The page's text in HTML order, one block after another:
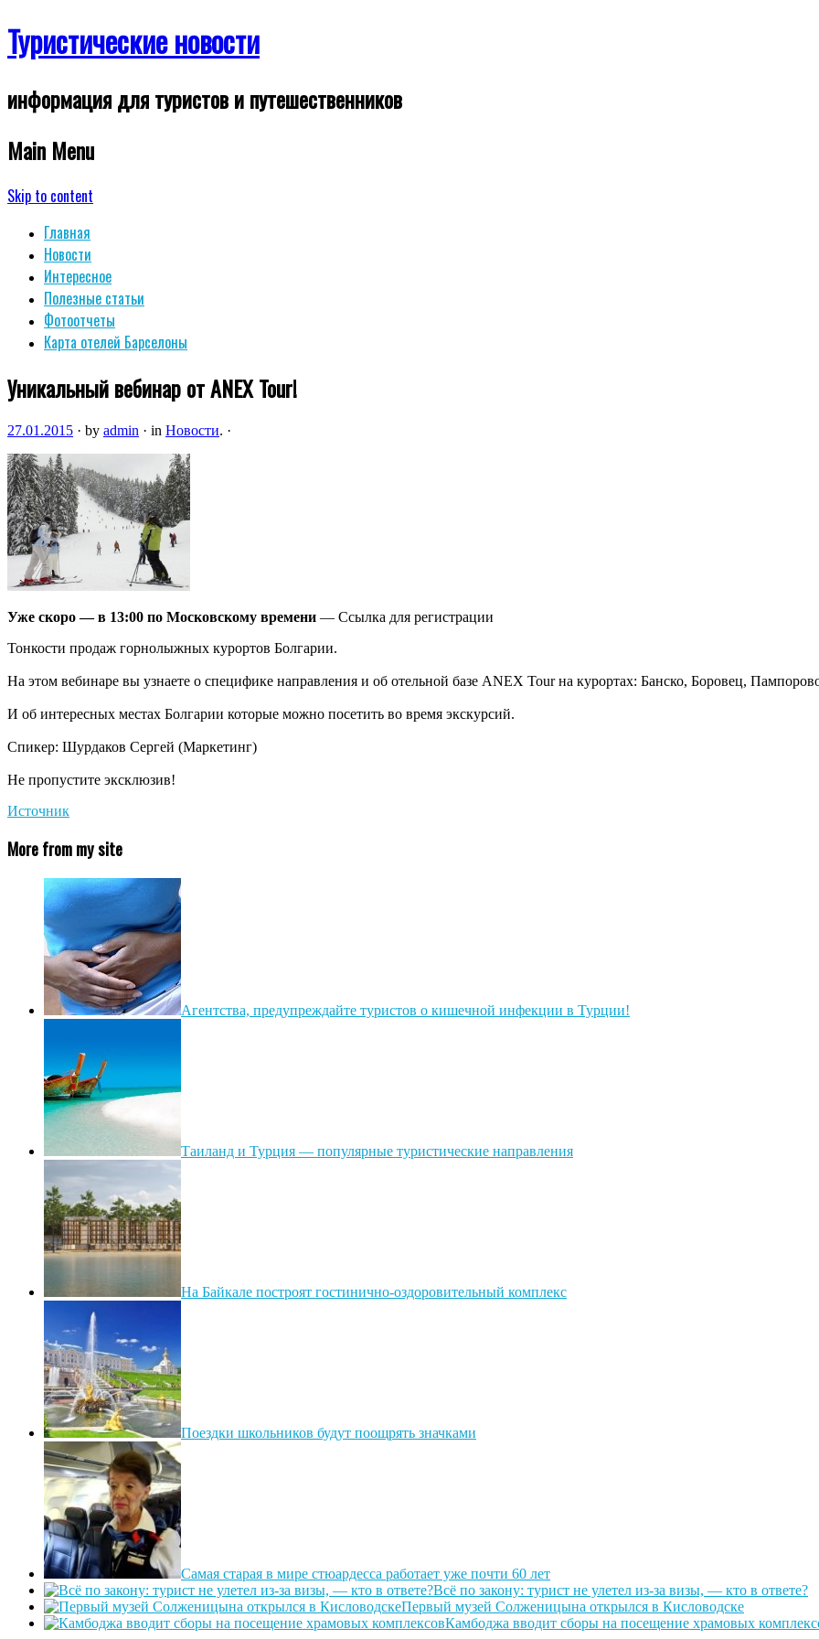
Туристические новости
информация для туристов и путешественников
Main Menu
Skip to content
Главная
Новости
Интересное
Полезные статьи
Фотоотчеты
Карта отелей Барселоны
Уникальный вебинар от ANEX Tour!
27.01.2015 · by admin · in Новости. ·
Уже скоро — в 13:00 по Московскому времени — Ссылка для регистрации
Тонкости продаж горнолыжных курортов Болгарии.
На этом вебинаре вы узнаете о специфике направления и об отельной базе ANEX Tour на курортах: Банско, Боровец,
И об интересных местах Болгарии которые можно посетить во время экскурсий.
Спикер: Шурдаков Сергей (Маркетинг)
Не пропустите эксклюзив!
Источник
More from my site
Агентства, предупреждайте туристов о кишечной инфекции в Турции!
Таиланд и Турция — популярные туристические направления
На Байкале построят гостинично-оздоровительный комплекс
Поездки школьников будут поощрять значками
Самая старая в мире стюардесса работает уже почти 60 лет
Всё по закону: турист не улетел из-за визы, — кто в ответе?
Первый музей Солженицына открылся в Кисловодске
Камбоджа вводит сборы на посещение храмовых